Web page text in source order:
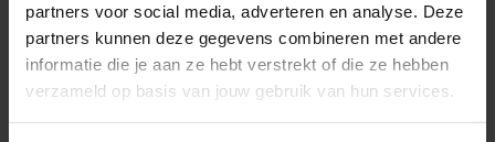
partners voor social media, adverteren en analyse. Deze
partners kunnen deze gegevens combineren met andere
informatie die je aan ze hebt verstrekt of die ze hebben
verzameld op basis van jouw gebruik van hun services.
een koffieconcert met livemuziek, wandeling met
stamppotbuffet of champagne high tea. Om het
water in de mond te laten lopen communiceer je
deze menu’s en arrangementen ook via je sociale